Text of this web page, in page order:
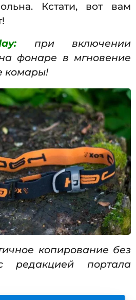
Кстати, вот вам
при включении
фонаре в мгновение
комары!
копирование без
редакцией портала